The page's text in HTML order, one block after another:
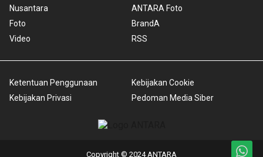
Nusantara
Foto
Video
ANTARA Foto
BrandA
RSS
Ketentuan Penggunaan
Kebijakan Privasi
Kebijakan Cookie
Pedoman Media Siber
Copyright © 2024 ANTARA